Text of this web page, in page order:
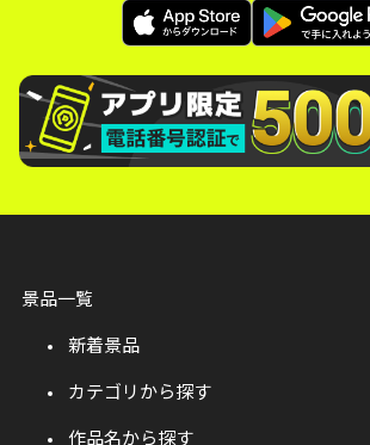
景品一覧
新着景品
カテゴリから探す
作品名から探す